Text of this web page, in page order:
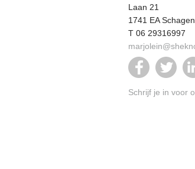
Laan 21
1741 EA Schagen
T 06 29316997
Schrijf je in voor